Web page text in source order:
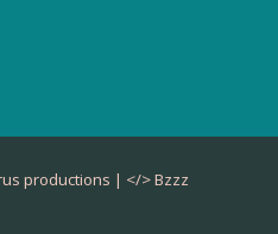
productions | </>Bzzz